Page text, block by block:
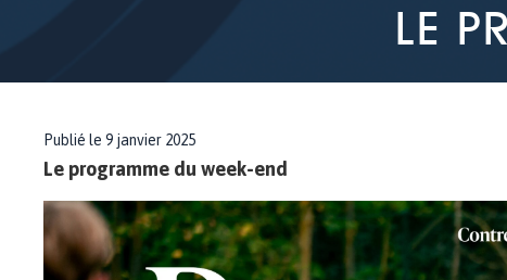
LE
Publié le 9 janvier 2025
Le programme du week-end